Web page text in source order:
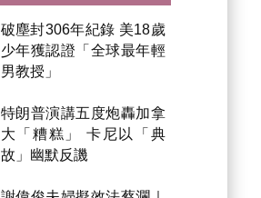
破塵封306年紀錄 美18歲
少年獲認證「全球最年輕
男教授」
特朗普演講五度炮轟加拿
大「糟糕」 卡尼以「典
故」幽默反譏